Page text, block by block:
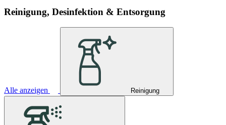
Reinigung, Desinfektion & Entsorgung
Alle anzeigen Reinigung